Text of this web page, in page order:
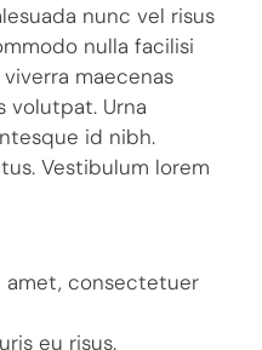
nunc vel risus
nulla facilisi
maecenas
volutpat. Urna
id nibh.
Vestibulum lorem
amet, consectetuer
eu risus.